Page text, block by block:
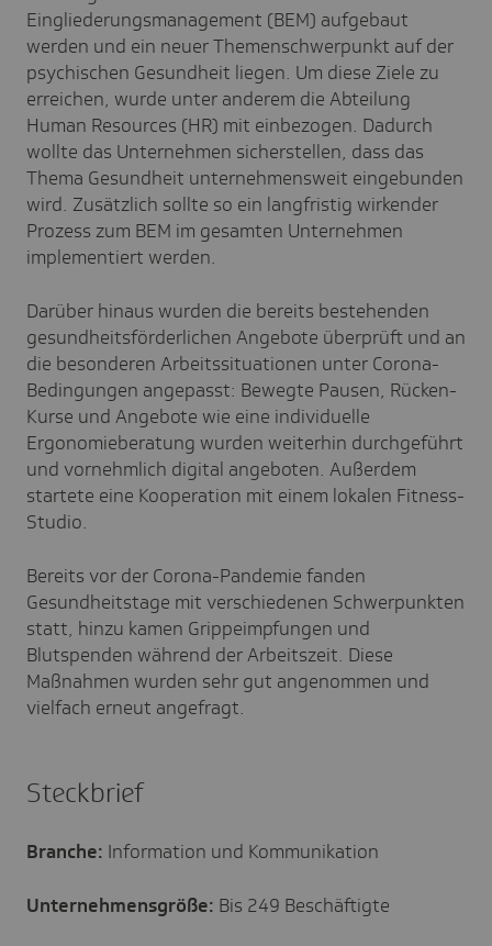
Eingliederungsmanagement (BEM) aufgebaut
werden und ein neuer Themenschwerpunkt auf der
psychischen Gesundheit liegen. Um diese Ziele zu
erreichen, wurde unter anderem die Abteilung
Human Resources (HR) mit einbezogen. Dadurch
wollte das Unternehmen sicherstellen, dass das
Thema Gesundheit unternehmensweit eingebunden
wird. Zusätzlich sollte so ein langfristig wirkender
Prozess zum BEM im gesamten Unternehmen
implementiert werden.
Darüber hinaus wurden die bereits bestehenden
gesundheitsförderlichen Angebote überprüft und an
die besonderen Arbeitssituationen unter Corona-
Bedingungen angepasst: Bewegte Pausen, Rücken-
Kurse und Angebote wie eine individuelle
Ergonomieberatung wurden weiterhin durchgeführt
und vornehmlich digital angeboten. Außerdem
startete eine Kooperation mit einem lokalen Fitness-
Studio.
Bereits vor der Corona-Pandemie fanden
Gesundheitstage mit verschiedenen Schwerpunkten
statt, hinzu kamen Grippeimpfungen und
Blutspenden während der Arbeitszeit. Diese
Maßnahmen wurden sehr gut angenommen und
vielfach erneut angefragt.
Steckbrief
Branche: Information und Kommunikation
Unternehmensgröße: Bis 249 Beschäftigte